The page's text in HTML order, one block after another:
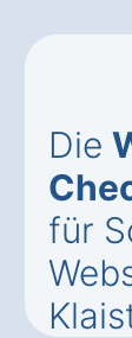
Die
für